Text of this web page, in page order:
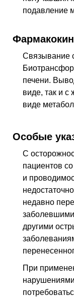
подавление
Связывание
печени.
виде, так и
виде
Особые
С
пациентов
и
недавно
другими
При